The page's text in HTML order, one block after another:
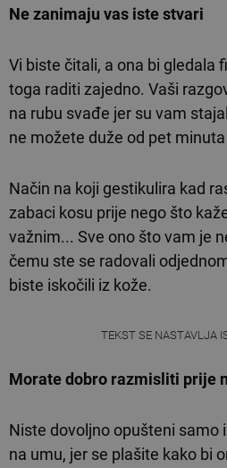
Ne zanimaju vas iste stvari
Vi biste čitali, a ona bi gledala
toga raditi zajedno. Vaši
na rubu svađe jer su vam
ne možete duže od pet
Način na koji gestikulira kad
zabaci kosu prije nego što
važnim... Sve ono što vam je
čemu ste se radovali
biste iskočili iz kože.
TEKST SE NASTAVLJA
Morate dobro razmisliti prije
Niste dovoljno opušteni samo
na umu, jer se plašite kako bi